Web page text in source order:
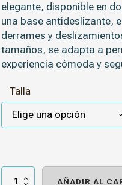
elegante, disponible en
una base antideslizante,
derrames y
tamaños, se adapta a
experiencia cómoda y
Talla
Comedero
Bebedero
AÑADIR AL